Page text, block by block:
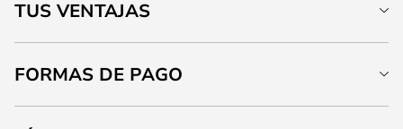
TUS VENTAJAS
FORMAS DE PAGO